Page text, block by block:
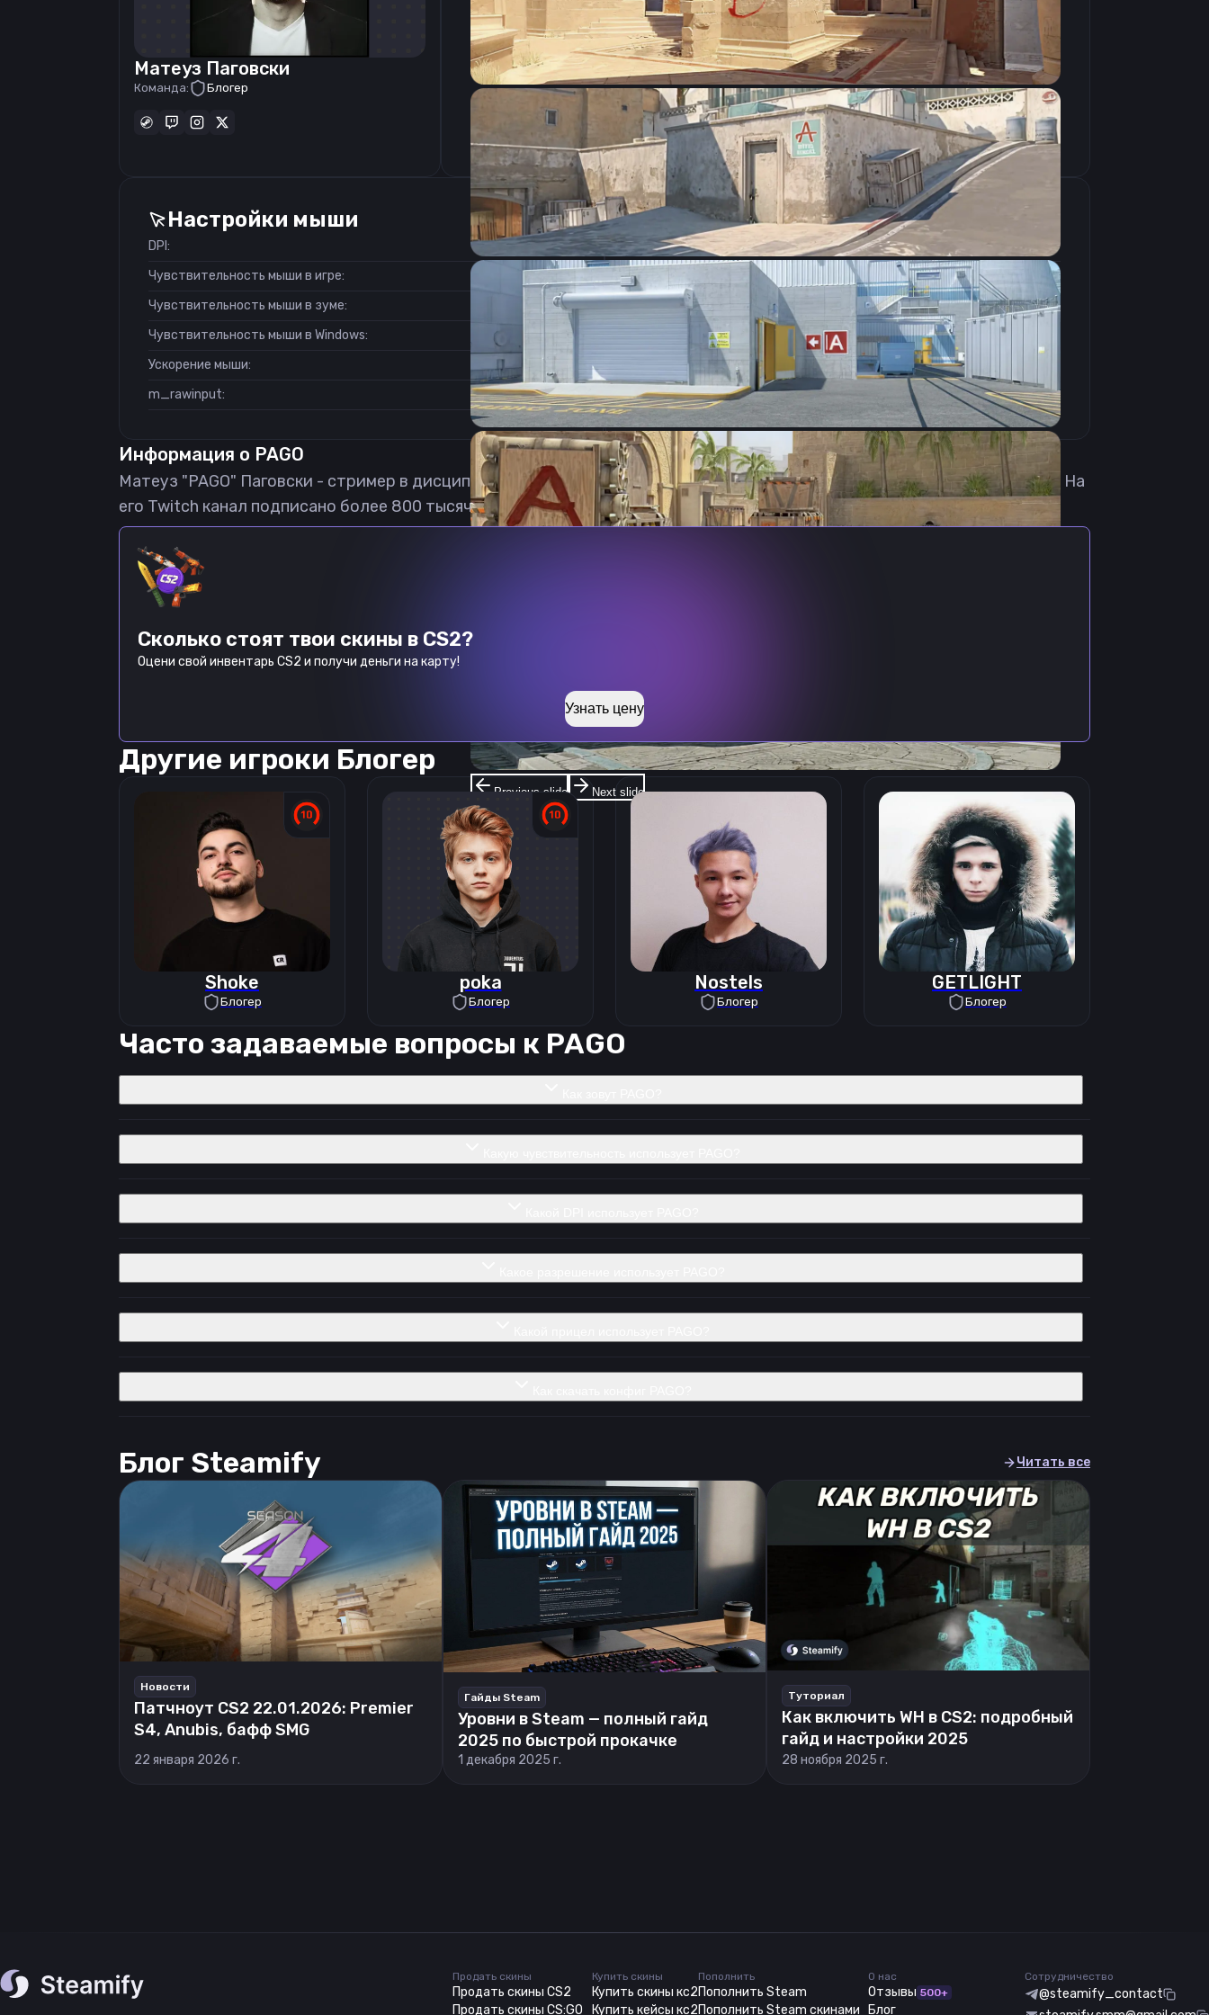
Матеуз Паговски
Команда: Блогер
Previous slide Next slide
CSGO-mCcpA-CZpFV-zqecC-aNQLY-HqybE
Скопировать
Настройки мыши
DPI:
800
Чувствительность мыши в игре:
Чувствительность мыши в зуме:
1
Чувствительность мыши в Windows:
6/11
Ускорение мыши:
m_rawinput:
1
Настройки экрана
Разрешение
1280×960
Соотношение сторон
4:3
Формат изображения
Растянутое
Частота обновления
Информация о PAGO
Матеуз "PAGO" Паговски - стример в дисциплине Counter-Strike 2 из Польши. Бывший профессиональный игрок в CSGO. На
его Twitch канал подписано более 800 тысяч человек. Помимо стримов, Матеуз комментирует турниры по CS2.
Сколько стоят твои скины в CS2?
Оцени свой инвентарь CS2 и получи деньги на карту!
Узнать цену
Другие игроки Блогер
Shoke
Блогер
poka
Блогер
Nostels
Блогер
GETLIGHT
Блогер
Часто задаваемые вопросы к PAGO
Блог Steamify Читать все
Новости
Патчноут CS2 22.01.2026: Premier
S4, Anubis, бафф SMG
22 января 2026 г.
Гайды Steam
Уровни в Steam — полный гайд
2025 по быстрой прокачке
1 декабря 2025 г.
Туториал
Как включить WH в CS2: подробный
гайд и настройки 2025
28 ноября 2025 г.
Продать скины
Продать скины CS2
Продать скины CS:GO
Купить скины
Купить скины кс2
Купить кейсы кс2
Пополнить
Пополнить Steam
Пополнить Steam скинами
О нас
Отзывы 500+
Блог
Сотрудничество
@steamify_contact